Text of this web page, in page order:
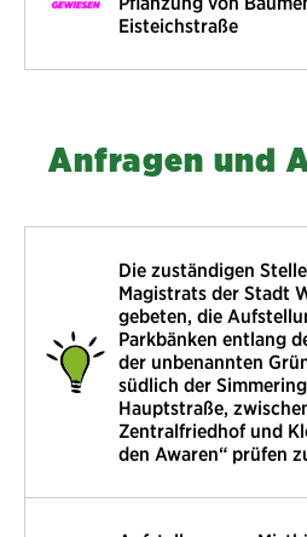
Eisteichstraße
Anfragen und
Die zuständigen
Magistrats der Stadt
gebeten, die
Parkbänken entlang
der unbenannten
südlich der
Hauptstraße,
Zentralfriedhof und
den Awaren“ prüfen